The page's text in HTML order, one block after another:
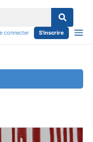
connecter S'inscrire